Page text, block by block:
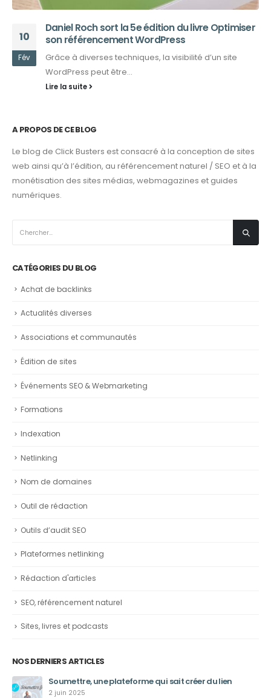
10
Fév
Daniel Roch sort la 5e édition du livre Optimiser
son référencement WordPress
Grâce à diverses techniques, la visibilité d’un site
WordPress peut être...
Lire la suite
A PROPOS DE CE BLOG
Le blog de Click Busters est consacré à la conception de sites
web ainsi qu’à l’édition, au référencement naturel / SEO et à la
monétisation des sites médias, webmagazines et guides
numériques.
CATÉGORIES DU BLOG
Achat de backlinks
Actualités diverses
Associations et communautés
Édition de sites
Événements SEO & Webmarketing
Formations
Indexation
Netlinking
Nom de domaines
Outil de rédaction
Outils d’audit SEO
Plateformes netlinking
Rédaction d'articles
SEO, référencement naturel
Sites, livres et podcasts
NOS DERNIERS ARTICLES
Soumettre, une plateforme qui sait créer du lien
2 juin 2025